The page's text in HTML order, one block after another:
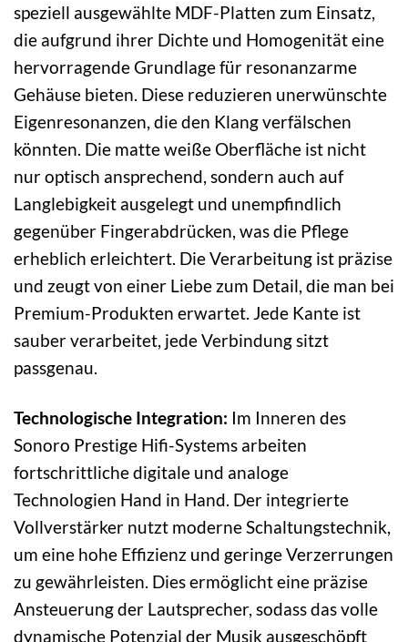
speziell ausgewählte MDF-Platten zum Einsatz,
die aufgrund ihrer Dichte und Homogenität eine
hervorragende Grundlage für resonanzarme
Gehäuse bieten. Diese reduzieren unerwünschte
Eigenresonanzen, die den Klang verfälschen
könnten. Die matte weiße Oberfläche ist nicht
nur optisch ansprechend, sondern auch auf
Langlebigkeit ausgelegt und unempfindlich
gegenüber Fingerabdrücken, was die Pflege
erheblich erleichtert. Die Verarbeitung ist präzise
und zeugt von einer Liebe zum Detail, die man bei
Premium-Produkten erwartet. Jede Kante ist
sauber verarbeitet, jede Verbindung sitzt
passgenau.
Technologische Integration: Im Inneren des
Sonoro Prestige Hifi-Systems arbeiten
fortschrittliche digitale und analoge
Technologien Hand in Hand. Der integrierte
Vollverstärker nutzt moderne Schaltungstechnik,
um eine hohe Effizienz und geringe Verzerrungen
zu gewährleisten. Dies ermöglicht eine präzise
Ansteuerung der Lautsprecher, sodass das volle
dynamische Potenzial der Musik ausgeschöpft